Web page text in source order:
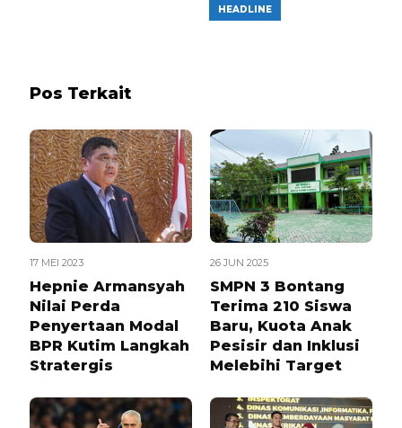
HEADLINE
Pos Terkait
17 MEI 2023
Hepnie Armansyah
Nilai Perda
Penyertaan Modal
BPR Kutim Langkah
Stratergis
26 JUN 2025
SMPN 3 Bontang
Terima 210 Siswa
Baru, Kuota Anak
Pesisir dan Inklusi
Melebihi Target